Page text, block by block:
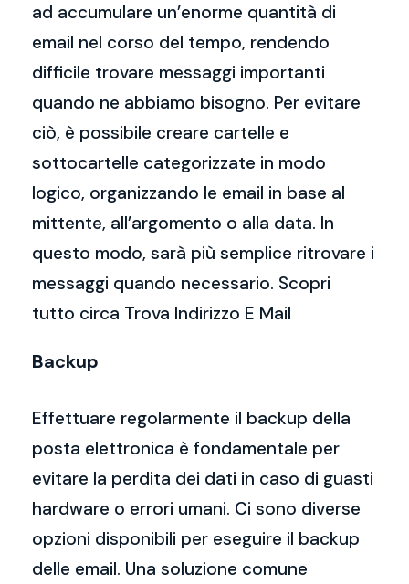
ad accumulare un’enorme quantità di
email nel corso del tempo, rendendo
difficile trovare messaggi importanti
quando ne abbiamo bisogno. Per evitare
ciò, è possibile creare cartelle e
sottocartelle categorizzate in modo
logico, organizzando le email in base al
mittente, all’argomento o alla data. In
questo modo, sarà più semplice ritrovare i
messaggi quando necessario. Scopri
tutto circa Trova Indirizzo E Mail
Backup
Effettuare regolarmente il backup della
posta elettronica è fondamentale per
evitare la perdita dei dati in caso di guasti
hardware o errori umani. Ci sono diverse
opzioni disponibili per eseguire il backup
delle email. Una soluzione comune